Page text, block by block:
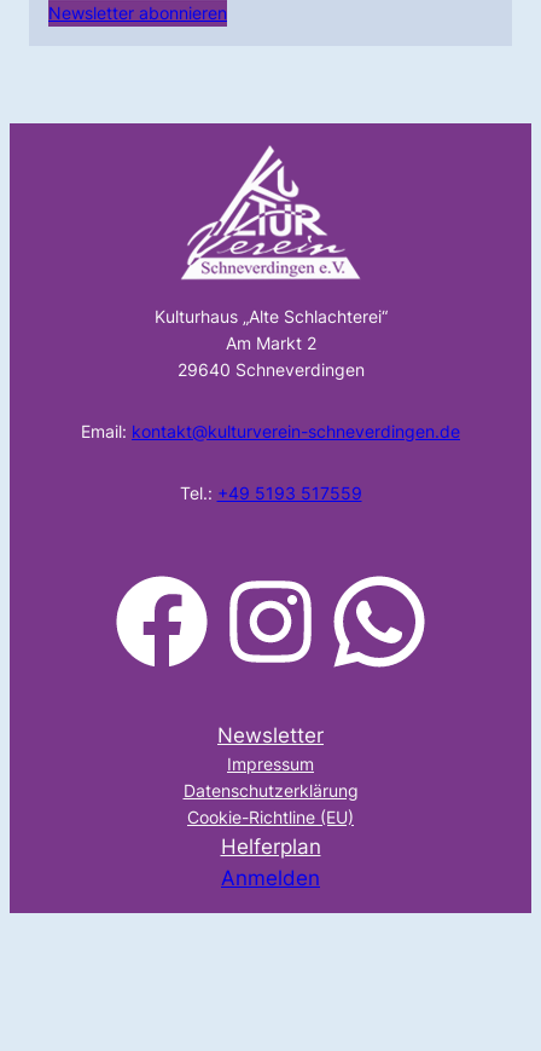
Newsletter abonnieren
Kulturhaus „Alte Schlachterei“
Am Markt 2
29640 Schneverdingen
Email: kontakt@kulturverein-schneverdingen.de
Tel.: +49 5193 517559
facebook Instagram WhatsApp
Newsletter
Impressum
Datenschutzerklärung
Cookie-Richtline (EU)
Helferplan
Anmelden